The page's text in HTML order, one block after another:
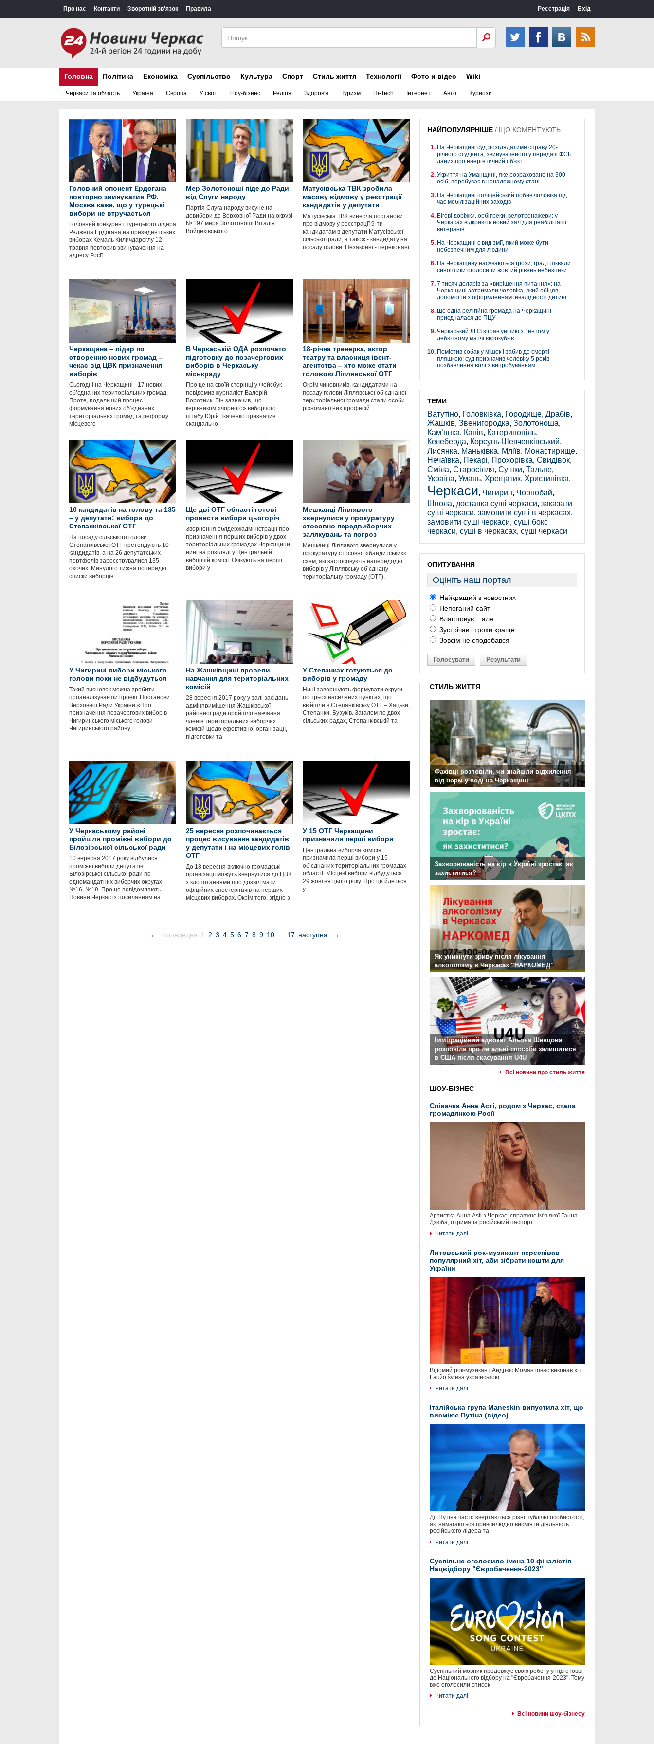
Про нас Контакти Зворотній зв'язок Правила Реєстрація Вхід
Головна
Черкаси та область Україна Європа У світі Шоу-бізнес Релігія Здоров'я Туризм Hi-Tech Інтернет Авто Курйози
Політика Економіка Суспільство Культура Спорт Стиль життя Технології Фото и відео Wiki
Головний опонент Ердогана
повторно звинуватив РФ.
Москва каже, що у турецькі
вибори не втручається
Головний конкурент турецького лідера
Реджепа Ердогана на президентських
виборах Кемаль Киличдароглу 12
травня повторив звинувачення на
адресу Росії.
Мер Золотоноші піде до Ради
від Слуги народу
Партія Слуга народу висуне на
довибори до Верховної Ради на окрузі
№ 197 мера Золотоноші Віталія
Войцехівського
Матусівська ТВК зробила
масову відмову у реєстрації
кандидатів у депутати
Матусівська ТВК винесла постанови
про відмову у реєстрації 9-ти
кандидатам в депутати Матусівської
сільської ради, а також - кандидату на
посаду голови. Незаконні - переконані
Черкащина – лідер по
створенню нових громад –
чекає від ЦВК призначення
виборів
Сьогодні на Черкащині - 17 нових
об’єднаних територіальних громад.
Проте, подальший процес
формування нових об’єднаних
територіальних громад та реформу
місцевого
В Черкаській ОДА розпочато
підготовку до позачергових
виборів в Черкаську
міськраду
Про це на своїй сторінці у Фейсбук
повідомив журналіст Валерій
Воротник. Він зазначив, що
керівником «чорного» виборчого
штабу Юрій Ткаченко призначив
скандально
18-річна тренерка, актор
театру та власниця івент-
агентства – хто може стати
головою Ліплявської ОТГ
Окрім чиновників, кандидатами на
посаду голови Ліплявської об’єднаної
територіальної громади стали особи
різноманітних професій.
10 кандидатів на голову та 135
– у депутати: вибори до
Степанківської ОТГ
На посаду сільського голови
Степанківської ОТГ претендують 10
кандидатів, а на 26 депутатських
портфелів зареєструвалися 135
охочих. Минулого тижня попередні
списки виборців
Ще дві ОТГ області готові
провести вибори цьогоріч
Звернення облдержадміністрації про
призначення перших виборів у двох
територіальних громадах Черкащини
нині на розгляді у Центральній
виборчій комісії. Очікують на перші
вибори у
Мешканці Ліплявого
звернулися у прокуратуру
стосовно передвиборчих
залякувань та погроз
Мешканці Ліплявого звернулися у
прокуратуру стосовно «бандитських»
схем, які застосовують напередодні
виборів у Ліплявську об’єднану
територіальну громаду (ОТГ).
У Чигирині вибори міського
голови поки не відбудуться
Такий висновок можна зробити
проаналізувавши проект Постанови
Верховної Ради України «Про
призначення позачергових виборів
Чигиринського міського голови
Чигиринського району
На Жашківщині провели
навчання для територіальних
комісій
28 вересня 2017 року у залі засідань
адмінприміщення Жашківської
районної ради пройшло навчання
членів територіальних виборчих
комісій щодо ефективної організації,
підготовки та
У Степанках готуються до
виборів у громаду
Нині завершують формувати округи
по трьох населених пунктах, що
ввійшли в Степанківську ОТГ – Хацьки,
Степанки, Бузуків. Загалом по двох
сільських радах, Степанківській та
У Черкаському районі
пройшли проміжні вибори до
Білозірської сільської ради
10 вересня 2017 року відбулися
проміжні вибори депутатів
Білозірської сільської ради по
одномандатних виборчих округах
№16, №19. Про це повідомляють
Новини Черкас із посиланням на
25 вересня розпочинається
процес висування кандидатів
у депутати і на місцевих голів
ОТГ
До 18 вересня включно громадські
організації можуть звернутися до ЦВК
з клопотаннями про дозвіл мати
офіційних спостерігачів на перших
місцевих виборах. Окрім того, згідно з
У 15 ОТГ Черкащини
призначили перші вибори
Центральна виборча комісія
призначила перші вибори у 15
об’єднаних територіальних громадах
області. Місцеві вибори відбудуться
29 жовтня цього року. Про це йдеться
у
← попередня 1 2 3 4 5 6 7 8 9 10 17 наступна →
НАЙПОПУЛЯРНІШЕ / ЩО КОМЕНТУЮТЬ
На Черкащині суд розглядатиме справу 20-
річного студента, звинуваченого у передачі ФСБ
даних про енергетичний об'єкт.
Укриття на Уманщині, яке розраховане на 300
осіб, перебуває в неналежному стані
На Черкащині поліцейський побив чоловіка під
час мобілізаційних заходів
Бігові доріжки, орбітреки, велотренажери: у
Черкасах відкриють новий зал для реабілітації
ветеранів
На Черкащині є вид змії, який може бути
небезпечним для людини
На Черкащину насуваються грози, град і шквали:
синоптики оголосили жовтий рівень небезпеки
7 тисяч доларів за «вирішення питання»: на
Черкащині затримали чоловіка, який обіцяв
допомогти з оформленням інвалідності дитині
Ще одна релігійна громада на Черкащині
приєдналася до ПЦУ
Черкаський ЛНЗ зіграв унічию з Гентом у
дебютному матчі єврокубків
Помістив собак у мішок і забив до смерті
пляшкою: суд призначив чоловіку 5 років
позбавлення волі з випробуванням
ТЕМИ
Ватутіно, Головківка, Городище, Драбів,
Жашків, Звенигородка, Золотоноша,
Кам’янка, Канів, Катеринопіль,
Келеберда, Корсунь-Шевченківський,
Лисянка, Маньківка, Мліїв, Монастирище,
Нечаївка, Пекарі, Прохорівка, Свидівок,
Сміла, Старосілля, Сушки, Тальне,
Україна, Умань, Хрещатик, Христинівка,
Черкаси, Чигирин, Чорнобай,
Шпола, доставка суші черкаси, заказати
суші черкаси, замовити суші в черкасах,
замовити суші черкаси, суші бокс
черкаси, суші в черкасах, суші черкаси
ОПИТУВАННЯ
Оцініть наш портал
Найкращий з новостних
Непоганий сайт
Влаштовує... але...
Зустрічав і трохи краще
Зовсім не сподобався
Голосувати Результати
СТИЛЬ ЖИТТЯ
Фахівці розповіли, чи знайшли відхилення
від норм у воді на Черкащині
Захворюваність на кір в Україні зростає: як
захиститися?
Як уникнути зриву після лікування
алкоголізму в Черкасах “НАРКОМЕД”
Імміграційний адвокат Альона Шевцова
розповіла про легальні способи залишитися
в США після скасування U4U
Всі новини про стиль життя
ШОУ-БІЗНЕС
Співачка Анна Асті, родом з Черкас, стала
громадянкою Росії
Артистка Анна Asti з Черкас, справжнє ім'я якої Ганна
Дзюба, отримала російський паспорт.
Читати далі
Литовський рок-музикант переспівав
популярний хіт, аби зібрати кошти для
України
Відомий рок-музикант Андрюс Момантовас виконав хіт
Laužo šviesa українською.
Читати далі
Італійська група Maneskin випустила хіт, що
висміює Путіна (відео)
До Путіна часто звертаються різні публічні особистості,
які намагаються привселюдно висміяти діяльність
російського лідера та
Читати далі
Суспільне оголосило імена 10 фіналістів
Нацвідбору "Євробачення-2023"
Суспільний мовник продовжує свою роботу у підготовці
до Національного відбору на "Євробачення-2023". Тому
вже оголосили список
Читати далі
Всі новини шоу-бізнесу